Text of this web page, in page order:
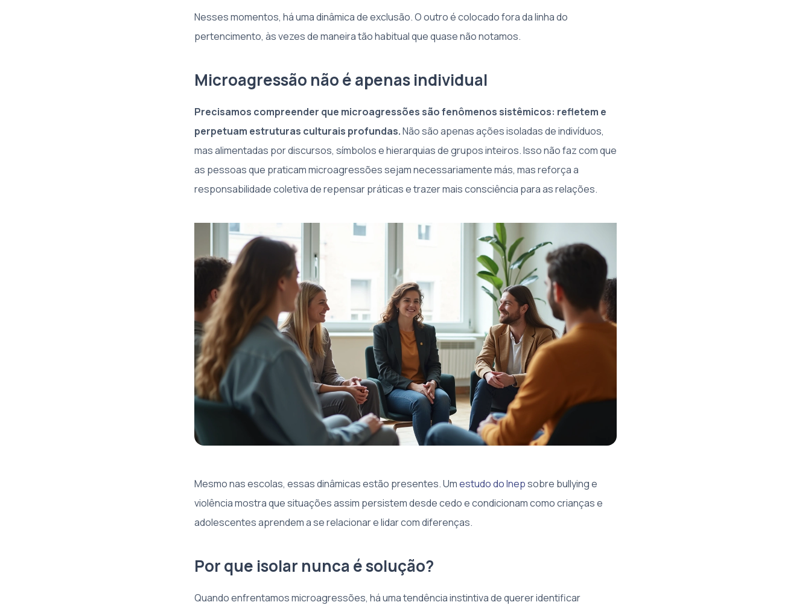
Nesses momentos, há uma dinâmica de exclusão. O outro é colocado fora da linha do
pertencimento, às vezes de maneira tão habitual que quase não notamos.
Microagressão não é apenas individual
Precisamos compreender que microagressões são fenômenos sistêmicos: refletem e
perpetuam estruturas culturais profundas.Não são apenas ações isoladas de indivíduos,
mas alimentadas por discursos, símbolos e hierarquias de grupos inteiros. Isso não faz com que
as pessoas que praticam microagressões sejam necessariamente más, mas reforça a
responsabilidade coletiva de repensar práticas e trazer mais consciência para as relações.
Mesmo nas escolas, essas dinâmicas estão presentes. Umestudo do Inepsobre bullying e
violência mostra que situações assim persistem desde cedo e condicionam como crianças e
adolescentes aprendem a se relacionar e lidar com diferenças.
Por que isolar nunca é solução?
Quando enfrentamos microagressões, há uma tendência instintiva de querer identificar